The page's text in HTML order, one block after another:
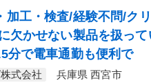
加工・検査/経験不問/ク
欠かせない製品を扱っ
分で電車通勤も便利で
式会社
兵庫県 西宮市